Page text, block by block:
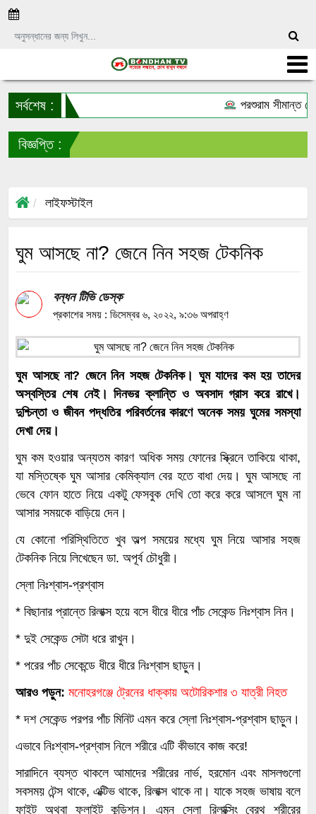
সর্বশেষ : পরশুরাম সীমান্ত
বিজ্ঞপ্তি :
লাইফস্টাইল
ঘুম আসছে না? জেনে নিন সহজ টেকনিক
বন্ধন টিভি ডেস্ক
প্রকাশের সময় : ডিসেম্বর ৬, ২০২২, ৯:৩৬ অপরাহ্ণ
ঘুম আসছে না? জেনে নিন সহজ টেকনিক। ঘুম যাদের কম হয় তাদের
অস্বস্তির শেষ নেই। দিনভর ক্লান্তি ও অবসাদ গ্রাস করে রাখে।
দুশ্চিন্তা ও জীবন পদ্ধতির পরিবর্তনের কারণে অনেক সময় ঘুমের সমস্যা
দেখা দেয়।
ঘুম কম হওয়ার অন্যতম কারণ অধিক সময় ফোনের স্ক্রিনে তাকিয়ে থাকা,
যা মস্তিষ্কে ঘুম আসার কেমিক্যাল বের হতে বাধা দেয়। ঘুম আসছে না
ভেবে ফোন হাতে নিয়ে একটু ফেসবুক দেখি তো করে করে আসলে ঘুম না
আসার সময়কে বাড়িয়ে দেন।
যে কোনো পরিস্থিতিতে খুব অল্প সময়ের মধ্যে ঘুম নিয়ে আসার সহজ
টেকনিক নিয়ে লিখেছেন ডা. অপূর্ব চৌধুরী।
স্লো নিঃশ্বাস-প্রশ্বাস
* বিছানার প্রান্তে রিলাক্স হয়ে বসে ধীরে ধীরে পাঁচ সেকেন্ড নিঃশ্বাস নিন।
* দুই সেকেন্ড সেটা ধরে রাখুন।
* পরের পাঁচ সেকেন্ডে ধীরে ধীরে নিঃশ্বাস ছাড়ুন।
আরও পড়ুন: মনোহরগঞ্জে ট্রেনের ধাক্কায় অটোরিকশার ৩ যাত্রী নিহত
* দশ সেকেন্ড পরপর পাঁচ মিনিট এমন করে স্লো নিঃশ্বাস-প্রশ্বাস ছাড়ুন।
এভাবে নিঃশ্বাস-প্রশ্বাস নিলে শরীরে এটি কীভাবে কাজ করে!
সারাদিনে ব্যস্ত থাকলে আমাদের শরীরের নার্ভ, হরমোন এবং মাসলগুলো
সবসময় টেন্স থাকে, এক্টিভ থাকে, রিলাক্স থাকে না। যাকে সহজ ভাষায় বলে
ফাইট অথবা ফ্লাইট কন্ডিশন। এমন স্লো রিলাক্সিং ব্রেথ শরীরের